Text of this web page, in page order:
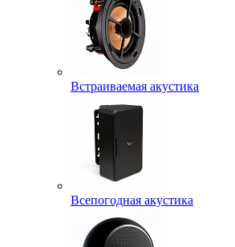
Встраиваемая акустика
Всепогодная акустика